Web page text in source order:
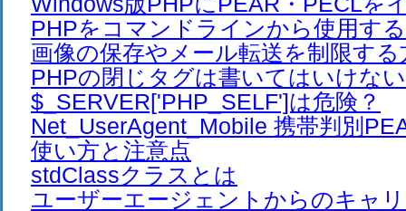
PHPをコマンドラインから使用す
画像の保存やメール転送を制限する
PHPの閉じタグは書いてはいけない
$_SERVER['PHP_SELF']は危険？
Net_UserAgent_Mobile 携帯判別
使い方と注意点
stdClassクラスとは
ユーザーエージェントからのキャ